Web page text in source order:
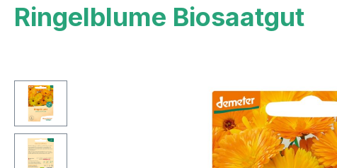
Ringelblume Biosaatgut
Bildergalerie überspringen